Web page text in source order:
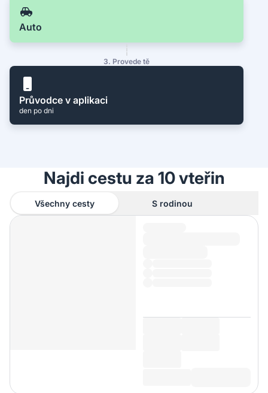
Auto
3. Provede tě
Průvodce v aplikaci
den po dni
Najdi cestu za 10 vteřin
Všechny cesty S rodinou